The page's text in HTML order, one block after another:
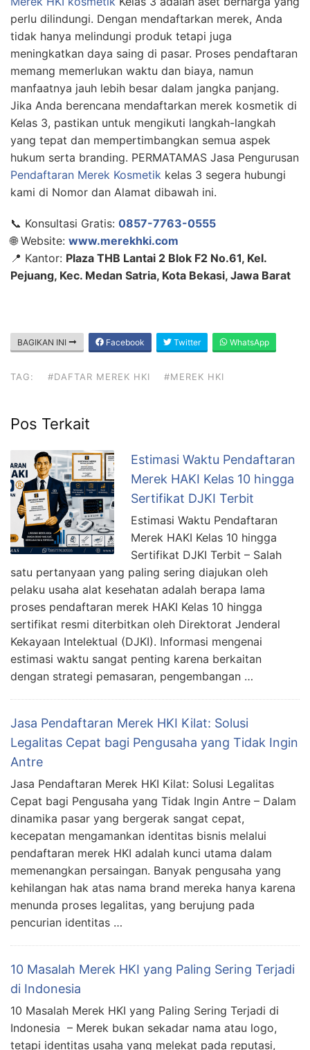
perlu dilindungi. Dengan mendaftarkan merek, Anda
tidak hanya melindungi produk tetapi juga
meningkatkan daya saing di pasar. Proses pendaftaran
memang memerlukan waktu dan biaya, namun
manfaatnya jauh lebih besar dalam jangka panjang.
Jika Anda berencana mendaftarkan merek kosmetik di
Kelas 3, pastikan untuk mengikuti langkah-langkah
yang tepat dan mempertimbangkan semua aspek
hukum serta branding. PERMATAMAS Jasa Pengurusan
Pendaftaran Merek Kosmetik kelas 3 segera hubungi
kami di Nomor dan Alamat dibawah ini.
📞 Konsultasi Gratis: 0857-7763-0555
🌐 Website: www.merekhki.com
📍 Kantor: Plaza THB Lantai 2 Blok F2 No.61, Kel.
Pejuang, Kec. Medan Satria, Kota Bekasi, Jawa Barat
BAGIKAN INI Facebook Twitter WhatsApp
TAG: #DAFTAR MEREK HKI #MEREK HKI
Pos Terkait
Estimasi Waktu Pendaftaran
Merek HAKI Kelas 10 hingga
Sertifikat DJKI Terbit
Estimasi Waktu Pendaftaran
Merek HAKI Kelas 10 hingga
Sertifikat DJKI Terbit – Salah
satu pertanyaan yang paling sering diajukan oleh
pelaku usaha alat kesehatan adalah berapa lama
proses pendaftaran merek HAKI Kelas 10 hingga
sertifikat resmi diterbitkan oleh Direktorat Jenderal
Kekayaan Intelektual (DJKI). Informasi mengenai
estimasi waktu sangat penting karena berkaitan
dengan strategi pemasaran, pengembangan …
Jasa Pendaftaran Merek HKI Kilat: Solusi
Legalitas Cepat bagi Pengusaha yang Tidak Ingin
Antre
Jasa Pendaftaran Merek HKI Kilat: Solusi Legalitas
Cepat bagi Pengusaha yang Tidak Ingin Antre – Dalam
dinamika pasar yang bergerak sangat cepat,
kecepatan mengamankan identitas bisnis melalui
pendaftaran merek HKI adalah kunci utama dalam
memenangkan persaingan. Banyak pengusaha yang
kehilangan hak atas nama brand mereka hanya karena
menunda proses legalitas, yang berujung pada
pencurian identitas …
10 Masalah Merek HKI yang Paling Sering Terjadi
di Indonesia
10 Masalah Merek HKI yang Paling Sering Terjadi di
Indonesia – Merek bukan sekadar nama atau logo,
tetapi identitas usaha yang melekat pada reputasi,